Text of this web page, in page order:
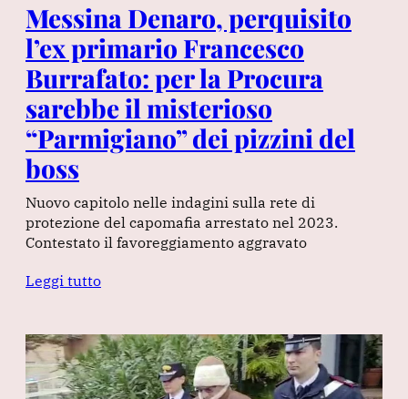
Messina Denaro, perquisito
l’ex primario Francesco
Burrafato: per la Procura
sarebbe il misterioso
“Parmigiano” dei pizzini del
boss
Nuovo capitolo nelle indagini sulla rete di
protezione del capomafia arrestato nel 2023.
Contestato il favoreggiamento aggravato
Leggi tutto